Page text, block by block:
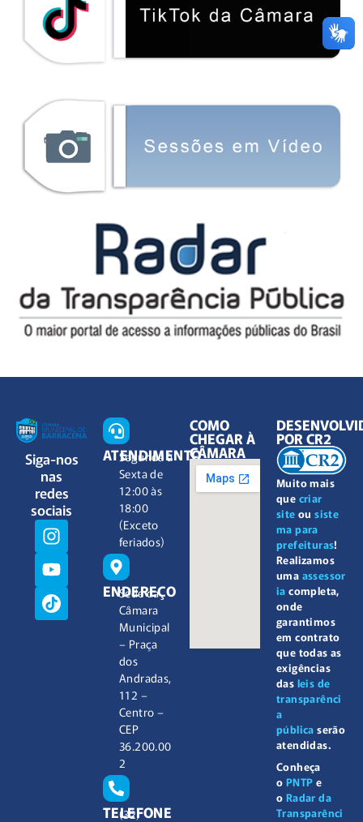
Siga-nos
nas
redes
sociais
ATENDIMENTO
Segunda à
Sexta de
12:00 às
18:00
(Exceto
feriados)
ENDEREÇO
Sede da
Câmara
Municipal
– Praça
dos
Andradas,
112 –
Centro –
CEP
36.200.00
2
TELEFONE
(32)
COMO
CHEGAR À
CÂMARA
Muito mais
que criar
site ousiste
ma para
prefeituras!
Realizamos
uma assessor
ia completa,
onde
garantimos
em contrato
que todas as
exigências
das leis de
transparênci
a
pública serão
atendidas.
Conheça
o PNTP e
o Radar da
Transparênci
POR CR2